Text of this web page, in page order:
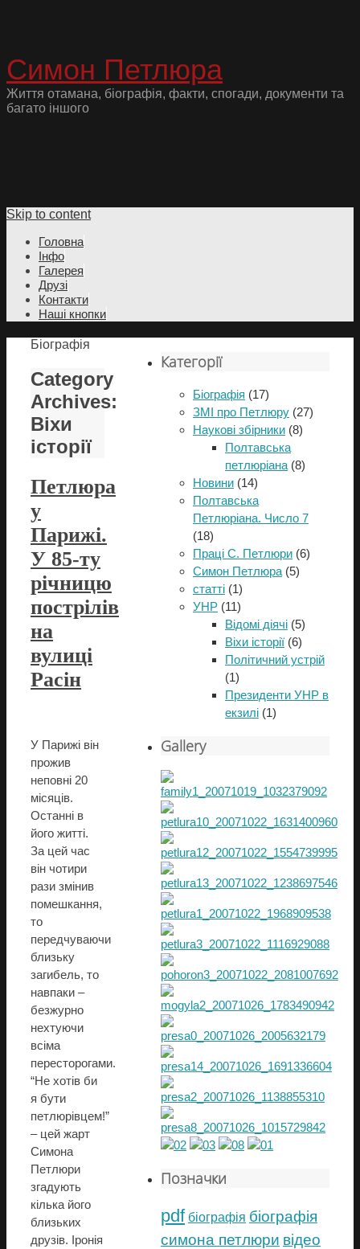
Симон Петлюра
Життя отамана, біографія, факти, спогади, документи та
багато іншого
Skip to content
Головна
Інфо
Галерея
Друзі
Контакти
Наші кнопки
Біографія
Category
Archives:
Віхи
історії
Петлюра
у
Парижі.
У 85-ту
річницю
пострілів
на
вулиці
Расін
У Парижі він
прожив
неповні 20
місяців.
Останні в
його житті.
За цей час
він чотири
рази змінив
помешкання,
то
передчуваючи
близьку
загибель, то
навпаки –
безжурно
нехтуючи
всіма
пересторогами.
“Не хотів би
я бути
петлюрівцем!”
– цей жарт
Симона
Петлюри
згадують
кілька його
близьких
друзів. Іронія
Категорії
Біографія (17)
ЗМІ про Петлюру (27)
Наукові збірники (8)
Полтавська
петлюріана (8)
Новини (14)
Полтавська
Петлюріана. Число 7
(18)
Праці С. Петлюри (6)
Симон Петлюра (5)
статті (1)
УНР (11)
Відомі діячі (5)
Віхи історії (6)
Політичний устрій
(1)
Президенти УНР в
екзилі (1)
Gallery
Позначки
pdf біографія біографія
симона петлюри відео